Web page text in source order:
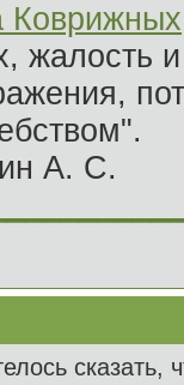
жалость
А. С.
сказать,